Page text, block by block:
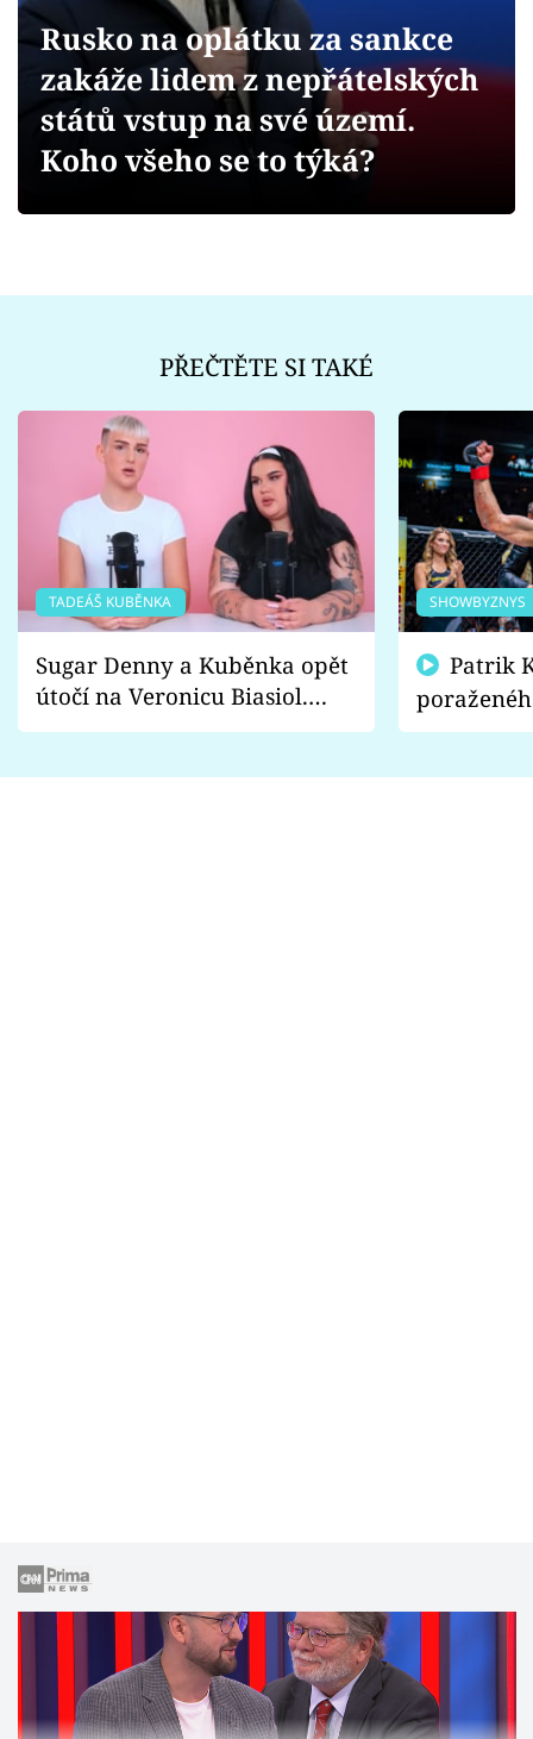
Videa
Sledujte prima+
Rusko na oplátku za sankce
zakáže lidem z nepřátelských
států vstup na své území.
Koho všeho se to týká?
PŘEČTĚTE SI TAKÉ
TADEÁŠ KUBĚNKA
Sugar Denny a Kuběnka opět
útočí na Veronicu Biasiol.
Proč je podle nich falešná a
SHOWBYZNYS
fanoušci